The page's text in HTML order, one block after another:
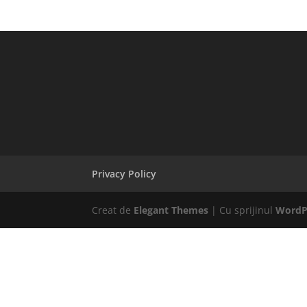
Privacy Policy
Creat de Elegant Themes | Cu sprijinul